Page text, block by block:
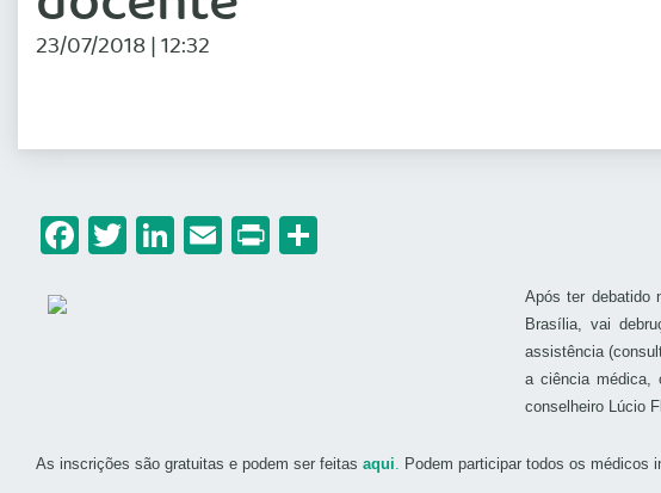
23/07/2018 | 12:32
Facebook
Twitter
LinkedIn
Email
Print
Após ter debatido
Brasília, vai
assistência
a ciência médica,
conselheiro Lúcio
As inscrições são gratuitas e podem ser feitas aqui. Podem participar todos os médicos